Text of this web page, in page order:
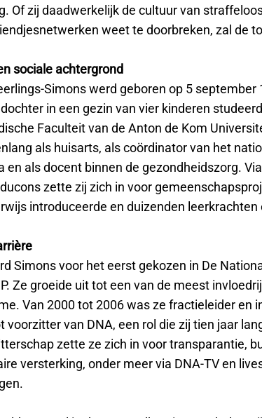
Of zij daadwerkelijk de cultuur van
weet te doorbreken, zal de
sociale achtergrond
Simons werd geboren op 5 september
in een gezin van vier kinderen
Faculteit van de Anton de Kom
als huisarts, als coördinator van het
en als docent binnen de gezondheidszorg.
zette zij zich in voor
introduceerde en duizenden
Simons voor het eerst gekozen in De
Ze groeide uit tot een van de meest
Van 2000 tot 2006 was ze fractieleider en
voorzitter van DNA, een rol die zij tien jaar
zette ze zich in voor transparantie,
versterking, onder meer via DNA-TV en